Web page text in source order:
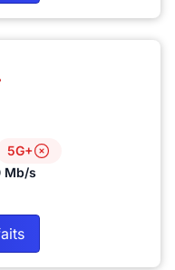
5G+
Mb/s